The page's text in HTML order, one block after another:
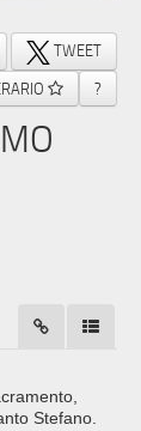
TWEET
?
Stefano.